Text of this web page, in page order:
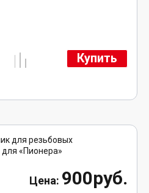
Купить
900руб.